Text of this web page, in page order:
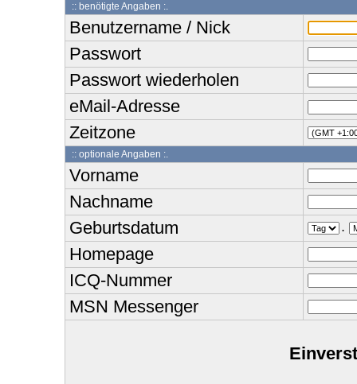
:: benötigte Angaben :.
Benutzername / Nick
Passwort
Passwort wiederholen
eMail-Adresse
Zeitzone
:: optionale Angaben :.
Vorname
Nachname
Geburtsdatum
.
Homepage
ICQ-Nummer
MSN Messenger